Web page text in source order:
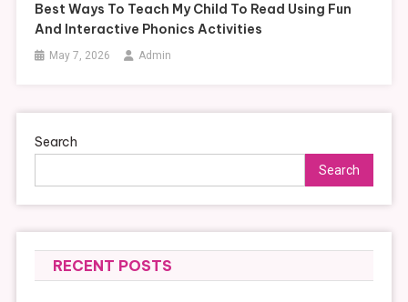
Best Ways To Teach My Child To Read Using Fun
And Interactive Phonics Activities
May 7, 2026 Admin
Search
Search
RECENT POSTS